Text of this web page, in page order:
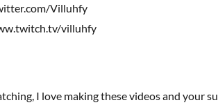
Villuhfy
villuhfy
I love making these videos and your